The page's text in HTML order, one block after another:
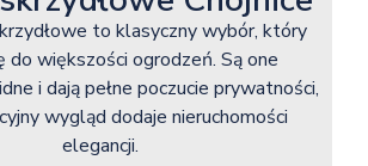
to klasyczny wybór, który
do większości ogrodzeń. Są one
i dają pełne poczucie prywatności,
wygląd dodaje nieruchomości
elegancji.